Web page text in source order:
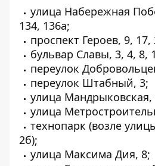
улица Набережная
134, 136а;
проспект Героев, 9, 17,
бульвар Славы, 3, 4, 8,
переулок
переулок Штабный, 3;
улица Мандрыковская,
улица
технопарк (возле
2б);
улица Максима Дия, 8;